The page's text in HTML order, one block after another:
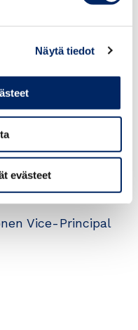
Näytä tiedot
evästeet
Dubai World Expo
Business Council
Vice-Principal